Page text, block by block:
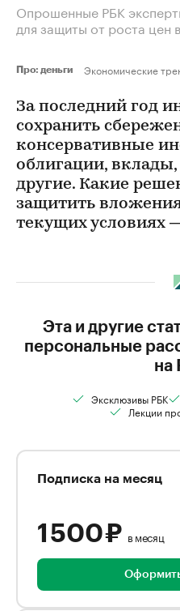
Опрошенные РБК
для защиты от роста цен
Про: деньги Экономические
За последний год
сохранить
консервативные
облигации,
другие. Какие
защитить
текущих условиях
Эта и другие
персональные
на
Эксклюзивы РБК
Лекции
Подписка на месяц
1 500 ₽ в месяц